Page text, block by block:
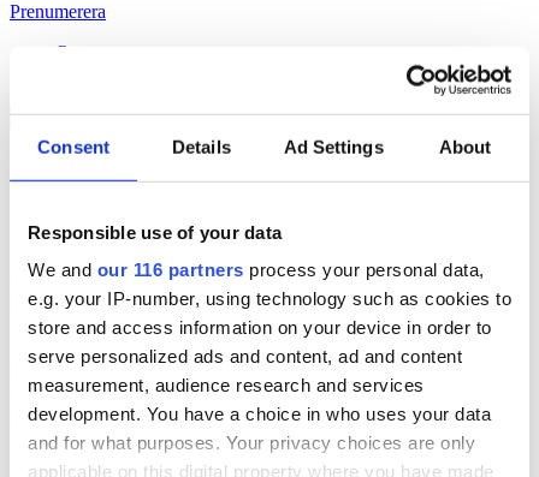
Consent Details Ad Settings About
Responsible use of your data
We and our 116 partners process your personal data,
e.g. your IP-number, using technology such as cookies to
store and access information on your device in order to
serve personalized ads and content, ad and content
measurement, audience research and services
development. You have a choice in who uses your data
and for what purposes. Your privacy choices are only
applicable on this digital property where you have made
Prenumerera
Prenumerera
24 Jan 2013
Global Utmaning om hur rika spenderar
Håll dig uppdaterad med
Veckans Brief!
Få exklusiv tillgång till Veckans Brief, den essentiella läsningen för
alla som driver opinionsbildning och samhällsförändring, genom en
prenumeration på Dagens Opinion.
Grundprenumeration